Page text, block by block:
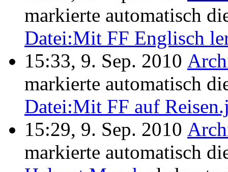
markierte automatisch
Datei:Mit FF Englisch
15:33, 9. Sep. 2010
markierte automatisch
Datei:Mit FF auf
15:29, 9. Sep. 2010
markierte automatisch